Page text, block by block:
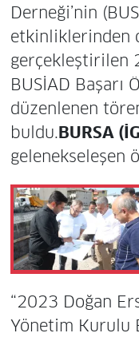
Derneği’nin
etkinliklerinden
gerçekleştirilen
BUSİAD Başarı
düzenlenen
buldu.BURSA
gelenekseleşen
“2023 Doğan
Yönetim Kurulu